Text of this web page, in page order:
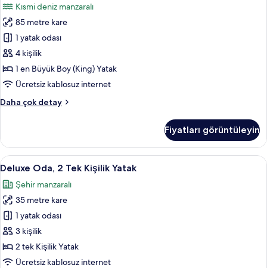
Manzaralı
hakkında
daha
fazla
detay
Büyük
(King)
Boy
Yatak,
Deniz
Manzaralı
Suite)
fotoğrafları
görün
Kısmi deniz manzaralı
85 metre kare
1 yatak odası
4 kişilik
1 en Büyük Boy (King) Yatak
Ücretsiz kablosuz internet
Daha çok detay
Süit,
(King)
Boy
Yatak,
Manzaralı
(Taksim
Suite)
hakkında
daha
fazla
detay
Fiyatları görüntüleyin
Deluxe
Oda,
2
Tek
Kişilik
Yatak
için
tüm
Kaliteli yatak takımı, Tempur-Pedic
7
Deluxe Oda, 2 Tek Kişilik Yatak
Şehir manzaralı
35 metre kare
1 yatak odası
3 kişilik
2 tek Kişilik Yatak
Ücretsiz kablosuz internet